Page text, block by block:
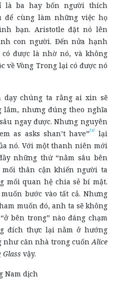
là ba hay bốn người thích
để cùng làm những việc họ
bạn. Aristotle đặt nó lên
con người. Đến nửa hạnh
được là nhờ nó, và không
về Vòng Trong lại có được nó
dạy chúng ta rằng ai xin sẽ
lắm, nhưng đúng theo nghĩa
ngay được. Nhưng nguyên
as asks shan’t have”[3]
lại
nó. Với một thanh niên mới
những thứ “nằm sâu bên
mối thân cận khiến người ta
mối quan hệ chia sẻ bí mật.
bước vào tất cả. Nhưng
muốn đó, anh ta sẽ không
bên trong” nào đáng chạm
đích thực lại nằm ở hướng
như căn nhà trong cuốnAlice
Glassvậy.
Nam dịch